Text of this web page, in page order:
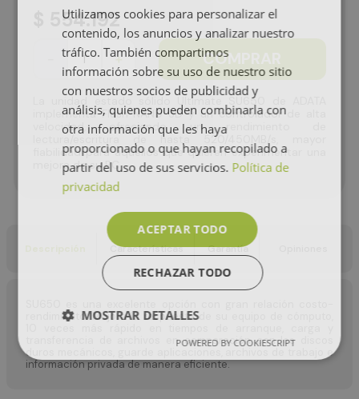
554.192
＋ COMPRAR
La unidad estado sólido Ultimate SU650 de ADATA
implementa Flash NAND 3D y un controlador de alta
velocidad, ofreciendo un rendimiento de
lectura/escritura de hasta 520/450MB/s, mayor
fiabilidad para aquellos que quieren experimentar una
mejora de su PC
Características Garantía
rendimiento. Mejora la respuesta de su equipo de cómputo,
transferencia de archivos en comparación con los discos
duros mecánicos, guarde aplicaciones, archivos de trabajo e
información privada de manera eficiente.
Utilizamos cookies para personalizar el
contenido, los anuncios y analizar nuestro
tráfico. También compartimos
información sobre su uso de nuestro sitio
con nuestros socios de publicidad y
análisis, quienes pueden combinarla con
otra información que les haya
proporcionado o que hayan recopilado a
partir del uso de sus servicios. Política de
privacidad
ACEPTAR TODO
RECHAZAR TODO
MOSTRAR DETALLES
POWERED BY COOKIESCRIPT